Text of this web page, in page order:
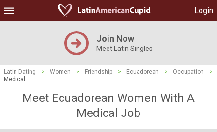
Login
Join Now
Meet Latin Singles
Latin Dating > Women > Friendship > Ecuadorean > Occupation
>
Medical
Meet Ecuadorean Women With A
Medical Job